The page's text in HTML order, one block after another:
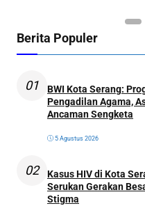
Berita Populer
01
BWI Kota Serang:
Pengadilan Agama,
Ancaman Sengketa
5 Agustus 2026
02
Kasus HIV di Kota
Serukan Gerakan
Stigma